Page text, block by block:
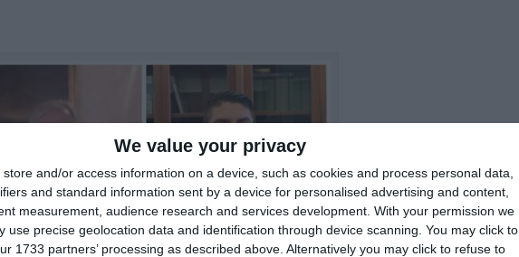
We value your privacy
store and/or access information on a device, such as cookies and process personal data,
and standard information sent by a device for personalised advertising and content,
measurement, audience research and services development. With your permission we
use precise geolocation data and identification through device scanning. You may click to
1733 partners’ processing as described above. Alternatively you may click to refuse to